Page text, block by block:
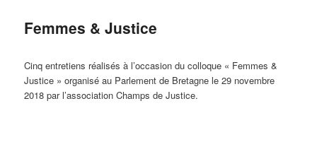
Femmes & Justice
Cinq entretiens réalisés à l’occasion du colloque « Femmes &
Justice » organisé au Parlement de Bretagne le 29 novembre
2018 par l’association Champs de Justice.